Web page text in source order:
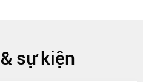
sự kiện